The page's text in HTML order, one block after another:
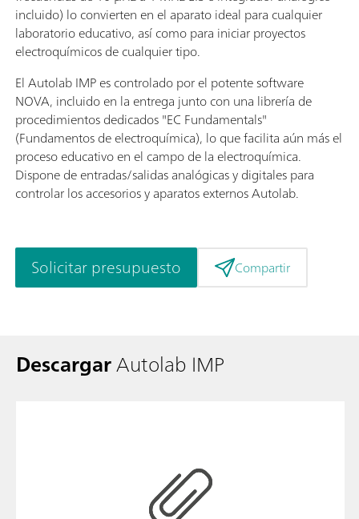
incluido) lo convierten en el aparato ideal para cualquier
laboratorio educativo, así como para iniciar proyectos
electroquímicos de cualquier tipo.
El Autolab IMP es controlado por el potente software
NOVA, incluido en la entrega junto con una librería de
procedimientos dedicados "EC Fundamentals"
(Fundamentos de electroquímica), lo que facilita aún más el
proceso educativo en el campo de la electroquímica.
Dispone de entradas/salidas analógicas y digitales para
controlar los accesorios y aparatos externos Autolab.
Solicitar presupuesto Compartir
DescargarAutolab IMP